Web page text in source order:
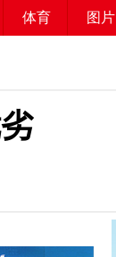
体育 图片